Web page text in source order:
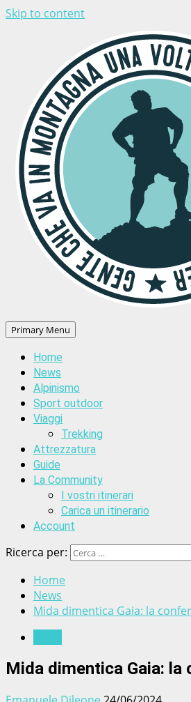
Skip to content
Primary Menu
Home
News
Alpinismo
Sport outdoor
Viaggi
Trekking
Attrezzatura
Guide
La Community
I vostri itinerari
Carica un itinerario
Account
Ricerca per:
Home
News
Mida dimentica Gaia: la
Mida dimentica Gaia: la